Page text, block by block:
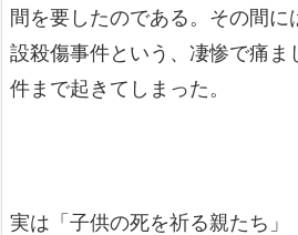
間を要したのである。その間に
設殺傷事件という、凄惨で痛ま
件まで起きてしまった。
実は「子供の死を祈る親たち